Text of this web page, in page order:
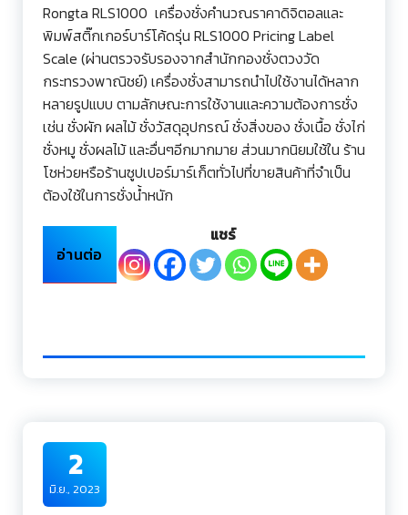
Rongta RLS1000 เครื่องชั่งคำนวณราคาดิจิตอลและ
พิมพ์สติ๊กเกอร์บาร์โค้ดรุ่น RLS1000 Pricing Label
Scale (ผ่านตรวจรับรองจากสำนักกองชั่งตวงวัด
กระทรวงพาณิชย์) เครื่องชั่งสามารถนำไปใช้งานได้หลาก
หลายรูปแบบ ตามลักษณะการใช้งานและความต้องการชั่ง
เช่น ชั่งผัก ผลไม้ ชั่งวัสดุอุปกรณ์ ชั่งสิ่งของ ชั่งเนื้อ ชั่งไก่
ชั่งหมู ชั่งผลไม้ และอื่นๆอีกมากมาย ส่วนมากนิยมใช้ใน ร้าน
โชห่วยหรือร้านซูปเปอร์มาร์เก็ตทั่วไปที่ขายสินค้าที่จำเป็น
ต้องใช้ในการชั่งน้ำหนัก
อ่านต่อ
แชร์
2
มิ.ย., 2023